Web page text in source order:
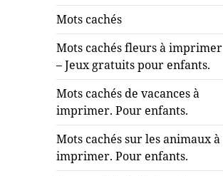
Mots cachés
Mots cachés fleurs à imprimer
– Jeux gratuits pour enfants.
Mots cachés de vacances à
imprimer. Pour enfants.
Mots cachés sur les animaux à
imprimer. Pour enfants.